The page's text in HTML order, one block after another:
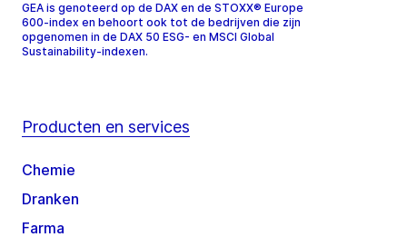
GEA is genoteerd op de DAX en de STOXX® Europe
600-index en behoort ook tot de bedrijven die zijn
opgenomen in de DAX 50 ESG- en MSCI Global
Sustainability-indexen.
Producten en services
Chemie
Dranken
Farma